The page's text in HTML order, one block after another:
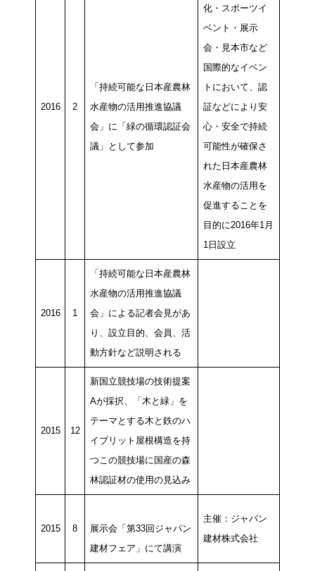
2016 2
「持続可能な日本産農林
水産物の活用推進協議
会」に「緑の循環認証会
議」として参加
化・スポーツイ
ベント・展示
会・見本市など
国際的なイベン
トにおいて、認
証などにより安
心・安全で持続
可能性が確保さ
れた日本産農林
水産物の活用を
促進することを
目的に2016年1月
1日設立
2016 1
「持続可能な日本産農林
水産物の活用推進協議
会」による記者会見があ
り、設立目的、会員、活
動方針など説明される
2015 12
新国立競技場の技術提案
Aが採択、「木と緑」を
テーマとする木と鉄のハ
イブリット屋根構造を持
つこの競技場に国産の森
林認証材の使用の見込み
2015 8
展示会「第33回ジャパン
建材フェア」にて講演
主催：ジャパン
建材株式会社